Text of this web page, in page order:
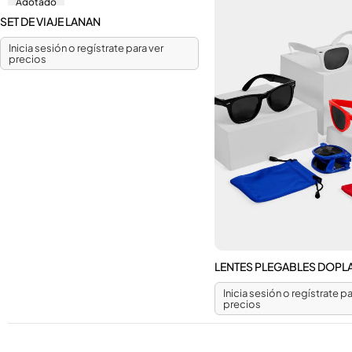
SET DE VIAJE LANAN
Inicia sesión o regístrate para ver
precios
LENTES PLEGABLES
Inicia sesión o regístrate
precios